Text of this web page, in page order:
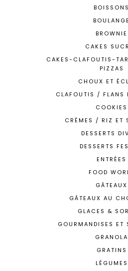
BOISSONS
BOULANGE
BROWNIE
CAKES
CAKES-CLAFOUTIS-
PIZZAS
CHOUX ET
CLAFOUTIS / FLANS
COOKIES
CRÈMES / RIZ ET
DESSERTS
DESSERTS
ENTRÉES
FOOD
GÂTEAUX
GÂTEAUX AU
GLACES &
GOURMANDISES ET
GRANOLA
GRATINS
LÉGUMES